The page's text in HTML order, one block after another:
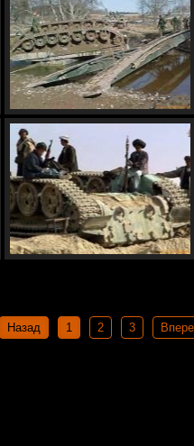
Назад 1 2 3